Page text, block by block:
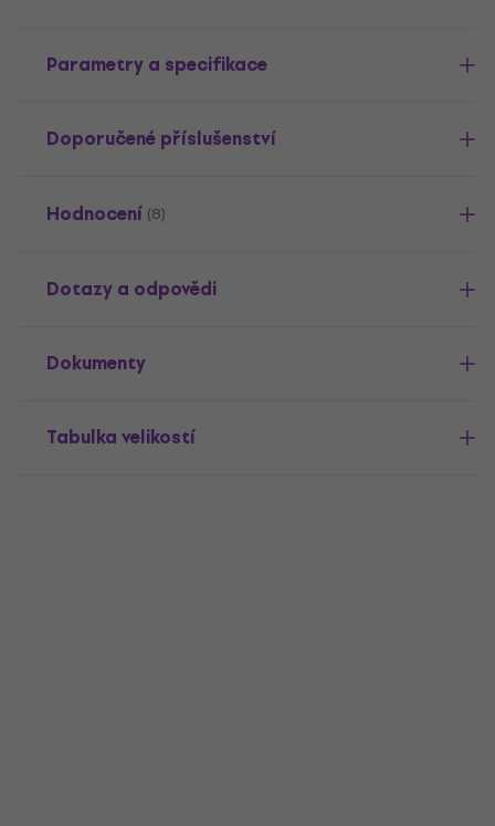
Parametry a specifikace
Doporučené příslušenství
Hodnocení (8)
Dotazy a odpovědi
Dokumenty
Tabulka velikostí